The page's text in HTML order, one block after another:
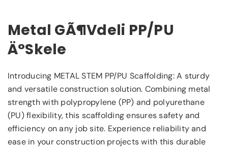
Metal GÃ¶vdeli PP/PU
Ä°skele
Introducing METAL STEM PP/PU Scaffolding: A sturdy
and versatile construction solution. Combining metal
strength with polypropylene (PP) and polyurethane
(PU) flexibility, this scaffolding ensures safety and
efficiency on any job site. Experience reliability and
ease in your construction projects with this durable